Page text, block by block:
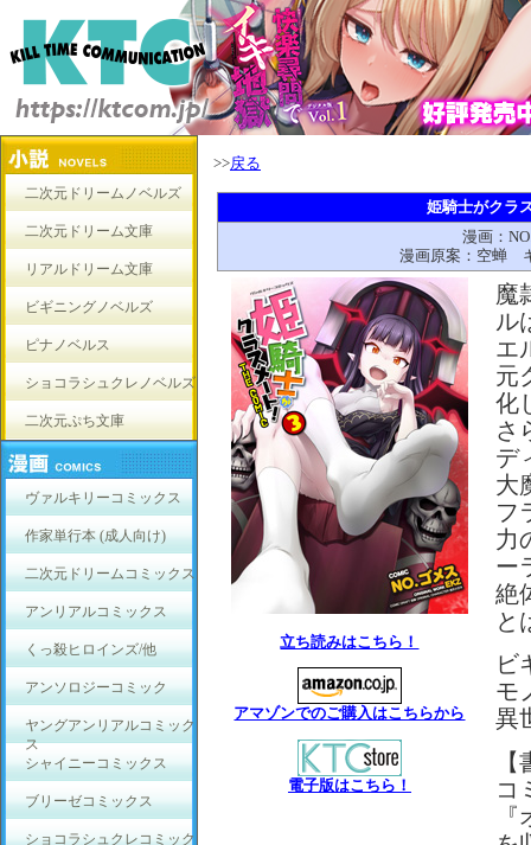
二次元ドリームノベルズ
二次元ドリーム文庫
リアルドリーム文庫
ビギニングノベルズ
ピナノベルス
ショコラシュクレノベルズ
二次元ぷち文庫
ヴァルキリーコミックス
作家単行本 (成人向け)
二次元ドリームコミックス
アンリアルコミックス
くっ殺ヒロインズ/他
アンソロジーコミック
ヤングアンリアルコミック
ス
シャイニーコミックス
ブリーゼコミックス
ショコラシュクレコミック
>>戻る
姫騎士がクラ
漫画：
漫画原案：空蝉
立ち読みはこちら！
アマゾンでのご購入はこちらから
電子版はこちら！
魔
ル
エ
元
化
さ
デ
大
フ
力
ー
絶
ビ
モ
異
コ